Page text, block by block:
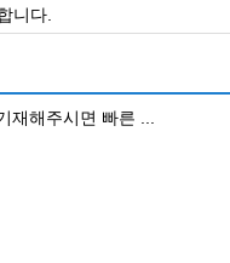
니다.
해주시면 빠른 ...